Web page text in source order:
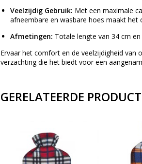
Veelzijdig Gebruik: Met een maximale
afneembare en wasbare hoes maakt het
Afmetingen: Totale lengte van 34 cm
Ervaar het comfort en de veelzijdigheid van
verzachting die het biedt voor een
GERELATEERDE